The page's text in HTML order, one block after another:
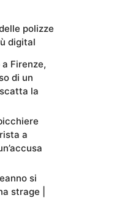
polizze
digital
Firenze,
di un
la
a
si
strage |